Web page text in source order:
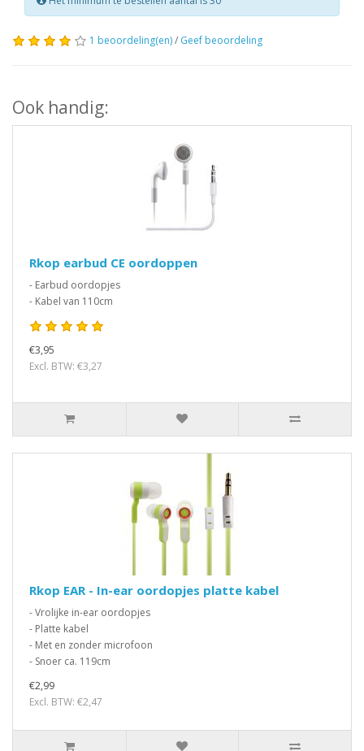
1 beoordeling(en)/ Geef beoordeling
Ook handig:
Rkop earbud CE oordoppen
- Earbud oordopjes
- Kabel van 110cm
€3,95
Excl. BTW: €3,27
Rkop EAR - In-ear oordopjes platte kabel
- Vrolijke in-ear oordopjes
- Platte kabel
- Met en zonder microfoon
- Snoer ca. 119cm
€2,99
Excl. BTW: €2,47